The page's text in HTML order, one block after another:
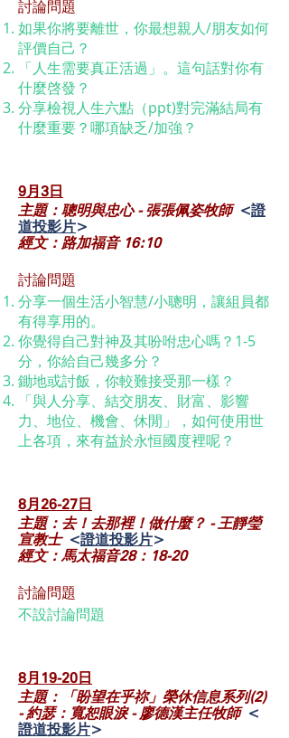
討論問題
如果你將要離世，你最想親人/朋友如何
評價自己？
「人生需要真正活過」。這句話對你有
什麼啓發？
分享檢視人生六點（ppt)對完滿結局有
什麼重要？哪項缺乏/加強？
9月3 日
主題：聰明與忠心 - 張張佩姿牧師 <證
道投影片>
經文：路加福音 16:10
討論問題
分享一個生活小智慧/小聰明，讓組員都
有得享用的。
你覺得自己對神及其吩咐忠心嗎？1-5
分，你給自己幾多分？
鋤地或討飯，你較難接受那一樣？
「與人分享、結交朋友、財富、影響
力、地位、機會、休閒」，如何使用世
上各項，來有益於永恒國度裡呢？
8月26-27 日
主題：去！去那裡！做什麼？ - 王靜瑩
宣教士 <證道投影片>
經文：馬太福音28：18-20
討論問題
不設討論問題
8月19-20 日
主題：「盼望在乎祢」榮休信息系列(2)
- 約瑟：寬恕眼淚 - 廖德漢主任牧師 <
證道投影片>